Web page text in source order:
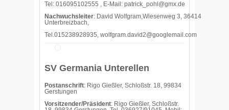
Tel: 016095102555 , E-Mail: patrick_pohl@gmx.de
Nachwuchsleiter: David Wolfgram,Wiesenweg 3, 36414
Unterbreizbach,
Tel.015238928935, wolfgram.david2@googlemail.com
SV Germania Unterellen
Postanschrift: Rigo Gießler, Schloßstr. 18, 99834
Gerstungen
Vorsitzender/Präsident: Rigo Gießler, Schloßstr.